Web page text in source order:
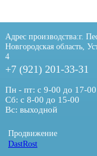
Адрес производства:г.
Новгородская область,
4
+7 (921) 201-33-31
Пн - пт: с 9-00 до 17-00
Сб: с 8-00 до 15-00
Вс: выходной
Продвижение
DastRost